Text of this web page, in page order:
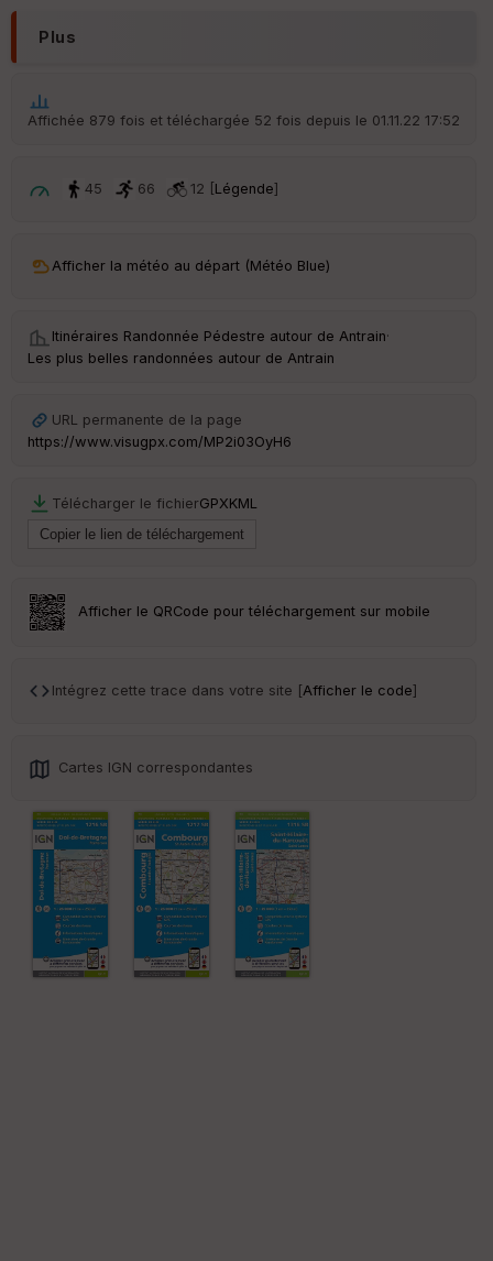
Plus
Affichée 879 fois et téléchargée 52 fois depuis le 01.11.22 17:52
45 66 12 [ Légende]
Afficher la météo au départ (Météo Blue)
Itinéraires Randonnée Pédestre autour de Antrain·
Les plus belles randonnées autour de Antrain
URL permanente de la page
https://www.visugpx.com/MP2i03OyH6
Télécharger le fichierGPXKML
Afficher le QRCode pour téléchargement sur mobile
Intégrez cette trace dans votre site [Afficher le code]
Cartes IGN correspondantes